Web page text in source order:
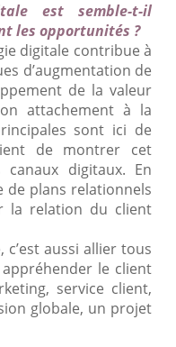
est semble-t-il
les opportunités ?
digitale contribue à
d’augmentation de
de la valeur
attachement à la
sont ici de
de montrer cet
digitaux. En
de plans relationnels
la relation du client
aussi allier tous
le client
service client,
globale, un projet